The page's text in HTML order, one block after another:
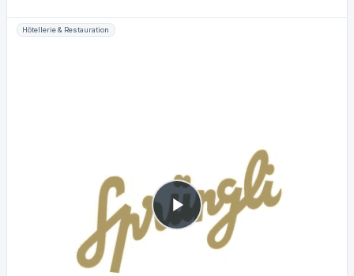
Hôtellerie & Restauration